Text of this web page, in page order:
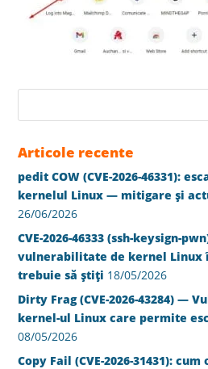
Articole recente
pedit COW (CVE-2026-46331):
kernelul Linux — mitigare și
26/06/2026
CVE-2026-46333 (ssh-keysign-
vulnerabilitate de kernel Linux
trebuie să știți 18/05/2026
Dirty Frag (CVE-2026-43284) —
kernel-ul Linux care permite
08/05/2026
Copy Fail (CVE-2026-31431):